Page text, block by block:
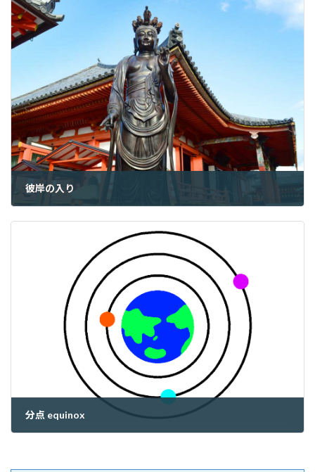
彼岸の入り
分点 equinox